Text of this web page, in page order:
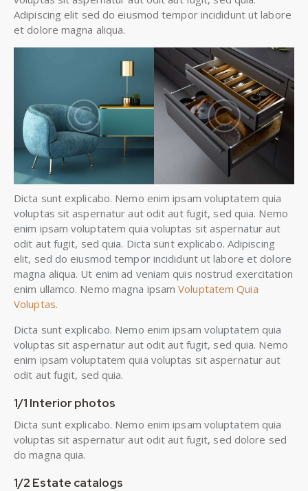
Adipiscing elit sed do eiusmod tempor incididunt ut labore
et dolore magna aliqua.
Dicta sunt explicabo. Nemo enim ipsam voluptatem quia
voluptas sit aspernatur aut odit aut fugit, sed quia. Nemo
enim ipsam voluptatem quia voluptas sit aspernatur aut
odit aut fugit, sed quia. Dicta sunt explicabo. Adipiscing
elit, sed do eiusmod tempor incididunt ut labore et dolore
magna aliqua. Ut enim ad veniam quis nostrud exercitation
enim ullamco. Nemo magna ipsamVoluptatem Quia
Voluptas.
Dicta sunt explicabo. Nemo enim ipsam voluptatem quia
voluptas sit aspernatur aut odit aut fugit, sed quia. Nemo
enim ipsam voluptatem quia voluptas sit aspernatur aut
odit aut fugit, sed quia.
1/1 Interior photos
Dicta sunt explicabo. Nemo enim ipsam voluptatem quia
voluptas sit aspernatur aut odit aut fugit, sed dolore sed
do magna quia.
1/2 Estate catalogs